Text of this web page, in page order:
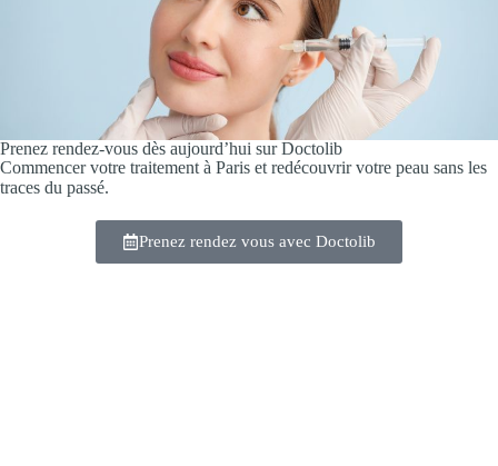
Prenez rendez-vous dès aujourd’hui sur Doctolib
Commencer votre traitement à Paris et redécouvrir votre peau sans les
traces du passé.
Prenez rendez vous avec Doctolib